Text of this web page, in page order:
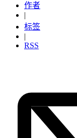
作者
|
标签
|
RSS